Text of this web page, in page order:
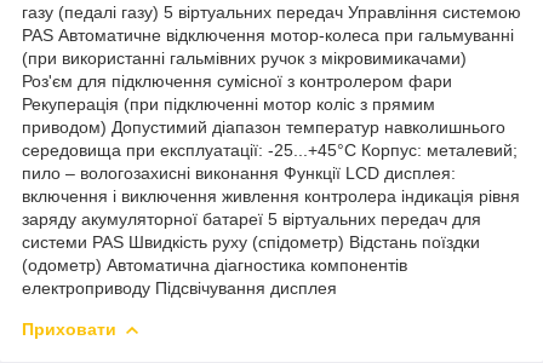
газу (педалі газу) 5 віртуальних передач Управління системою
PAS Автоматичне відключення мотор-колеса при гальмуванні
(при використанні гальмівних ручок з мікровимикачами)
Роз'єм для підключення сумісної з контролером фари
Рекуперація (при підключенні мотор коліс з прямим
приводом) Допустимий діапазон температур навколишнього
середовища при експлуатації: -25...+45°С Корпус: металевий;
пило – вологозахисні виконання Функції LCD дисплея:
включення і виключення живлення контролера індикація рівня
заряду акумуляторної батареї 5 віртуальних передач для
системи PAS Швидкість руху (спідометр) Відстань поїздки
(одометр) Автоматична діагностика компонентів
електроприводу Підсвічування дисплея
Приховати